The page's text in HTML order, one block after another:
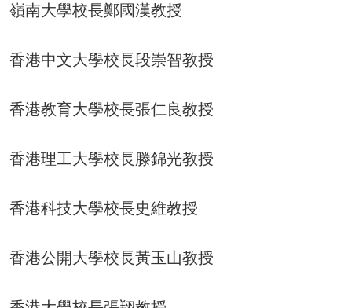
嶺南大學校長鄭國漢教授
香港中文大學校長段崇智教授
香港教育大學校長張仁良教授
香港理工大學校長滕錦光教授
香港科技大學校長史維教授
香港公開大學校長黃玉山教授